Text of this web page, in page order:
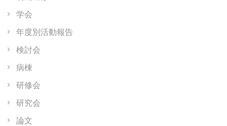
学会
年度別活動報告
検討会
病棟
研修会
研究会
論文